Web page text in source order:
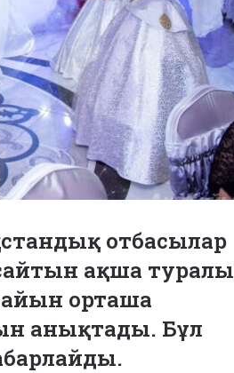
отбасылар
ақша туралы
орташа
анықтады. Бұл